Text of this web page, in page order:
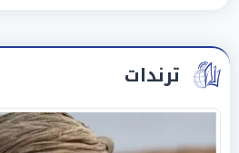
ترندات